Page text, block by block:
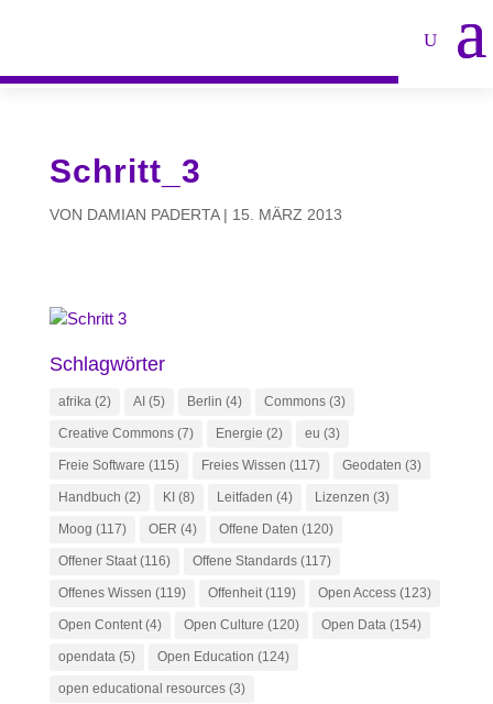
Schritt_3
VON DAMIAN PADERTA| 15. MÄRZ 2013
Schlagwörter
afrika(2) AI (5) Berlin (4) Commons(3)
Creative Commons(7) Energie (2) eu (3)
Freie Software (115) Freies Wissen (117) Geodaten (3)
Handbuch (2) KI (8) Leitfaden (4) Lizenzen (3)
Moog (117) OER (4) Offene Daten (120)
Offener Staat(116) Offene Standards(117)
Offenes Wissen (119) Offenheit(119) Open Access(123)
Open Content(4) Open Culture (120) Open Data(154)
opendata(5) Open Education (124)
open educational resources(3)